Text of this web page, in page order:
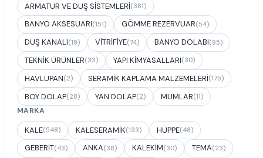
ARMATÜR VE DUŞ SİSTEMLERİ(381)
BANYO AKSESUARI(151) GÖMME REZERVUAR(54)
DUŞ KANALI(19) VİTRİFİYE(74) BANYO DOLABI(95)
TEKNİK ÜRÜNLER(33) YAPI KİMYASALLARI(30)
HAVLUPAN(2) SERAMİK KAPLAMA MALZEMELERİ(175)
BOY DOLAP(28) YAN DOLAP(2) MUMLAR(11)
MARKA
KALE(548) KALESERAMİK(133) HÜPPE(48)
GEBERİT(43) ANKA(38) KALEKİM(30) TEMA(23)